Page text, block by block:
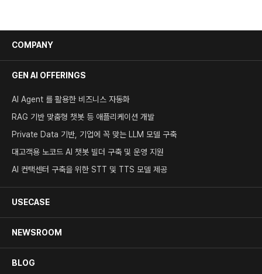
COMPANY
GEN AI OFFERINGS
AI Agent 를 활용한 비즈니스 자동화
RAG 기반 맞춤형 챗봇 등 애플리케이션 개발
Private Data 기반, 기업에 꼭 맞는 LLM 모델 구축
대고객용 노코드 AI 챗봇 빌더 구축 및 운영 지원
AI 컨택센터 구축을 위한 STT 및 TTS 모델 제공
USECASE
NEWSROOM
BLOG